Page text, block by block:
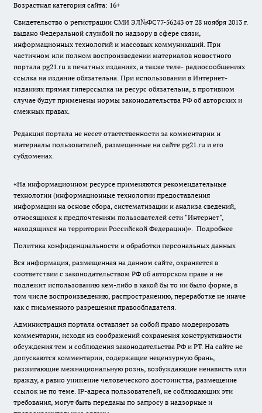
Возрастная категория сайта: 16+
Свидетельство о регистрации СМИ ЭЛ№ФС77-56243 от 28 ноября 2013 г.
выдано Федеральной службой по надзору в сфере связи,
информационных технологий и массовых коммуникаций. При
частичном или полном воспроизведении материалов новостного
портала pg21.ru в печатных изданиях, а также теле- радиосообщениях
ссылка на издание обязательна. При использовании в Интернет-
изданиях прямая гиперссылка на ресурс обязательна, в противном
случае будут применены нормы законодательства РФ об авторских и
смежных правах.
Редакция портала не несет ответственности за комментарии и
материалы пользователей, размещенные на сайте pg21.ru и его
субдоменах.
«На информационном ресурсе применяются рекомендательные
технологии (информационные технологии предоставления
информации на основе сбора, систематизации и анализа сведений,
относящихся к предпочтениям пользователей сети "Интернет",
находящихся на территории Российской Федерации)». Подробнее
Политика конфиденциальности и обработки персональных данных
Вся информация, размещенная на данном сайте, охраняется в
соответствии с законодательством РФ об авторском праве и не
подлежит использованию кем-либо в какой бы то ни было форме, в
том числе воспроизведению, распространению, переработке не иначе
как с письменного разрешения правообладателя.
Администрация портала оставляет за собой право модерировать
комментарии, исходя из соображений сохранения конструктивности
обсуждения тем и соблюдения законодательства РФ и РТ. На сайте не
допускаются комментарии, содержащие нецензурную брань,
разжигающие межнациональную рознь, возбуждающие ненависть или
вражду, а равно унижение человеческого достоинства, размещение
ссылок не по теме. IP-адреса пользователей, не соблюдающих эти
требования, могут быть переданы по запросу в надзорные и